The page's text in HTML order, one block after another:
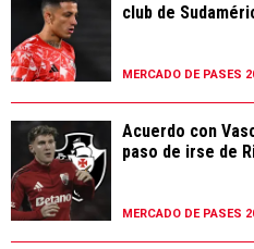
club de
MERCADO DE PASES
Acuerdo con
paso de irse de
MERCADO DE PASES